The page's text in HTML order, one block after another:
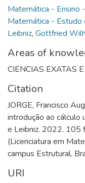
Matemática - Ensino
Matemática - Estudo
Leibniz, Gottfried
Areas of
CIENCIAS EXATAS
Citation
JORGE, Francisco
introdução ao cálculo
e Leibniz. 2022. 105
(Licenciatura em
campus Estrutural.
URI